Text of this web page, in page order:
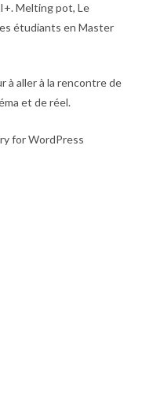
Melting pot, Le
étudiants en Master
à aller à la rencontre de
et de réel.